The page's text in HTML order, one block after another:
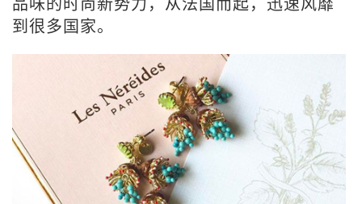
到很多国家。